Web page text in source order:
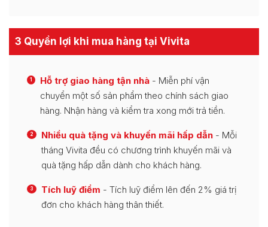
3 Quyền lợi khi mua hàng tại Vivita
1 Hỗ trợ giao hàng tận nhà - Miễn phí vận
chuyển một số sản phẩm theo chính sách giao
hàng. Nhận hàng và kiểm tra xong mới trả tiền.
2 Nhiều quà tặng và khuyến mãi hấp dẫn - Mỗi
tháng Vivita đều có chương trình khuyến mãi và
quà tặng hấp dẫn dành cho khách hàng.
3 Tích luỹ điểm - Tích luỹ điểm lên đến 2% giá trị
đơn cho khách hàng thân thiết.